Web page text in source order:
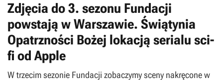
Zdjęcia do 3. sezonu Fundacji
powstają w Warszawie. Świątynia
Opatrzności Bożej lokacją serialu sci-
fi od Apple
W trzecim sezonie Fundacji zobaczymy sceny nakręcone w